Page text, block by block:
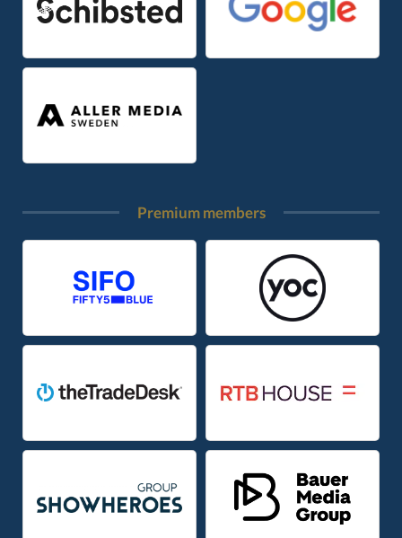
Premium members​​​​